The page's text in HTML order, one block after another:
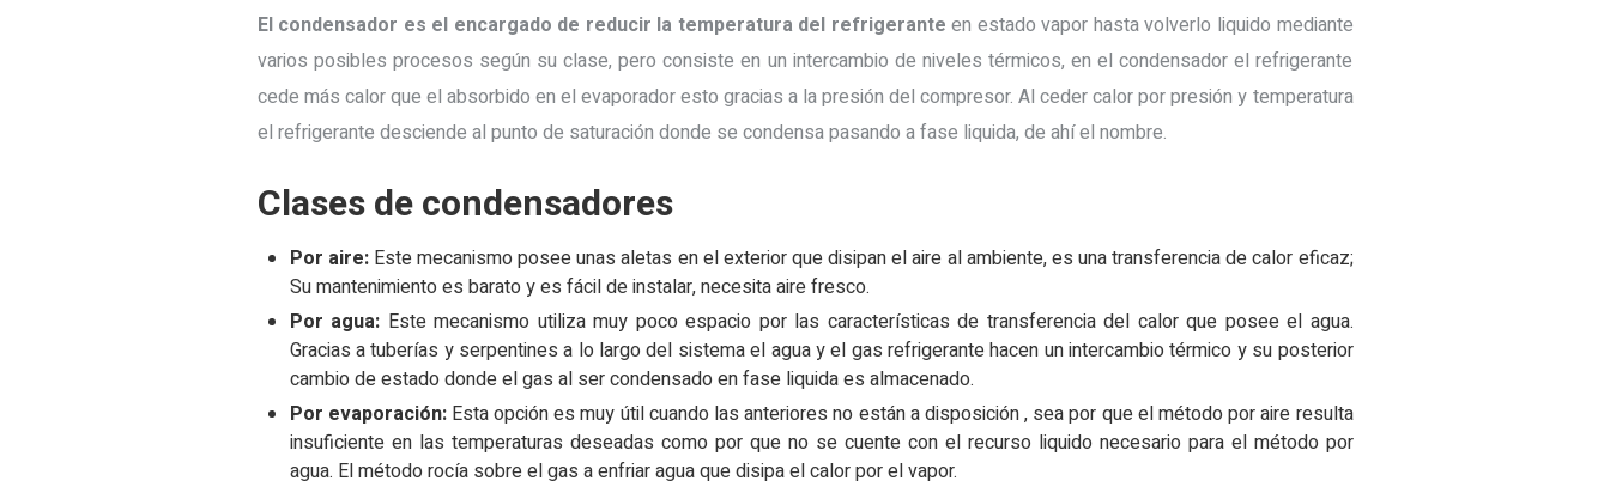
El condensador es el encargado de reducir la temperatura del refrigerante en estado vapor hasta volverlo liquido mediante
varios posibles procesos según su clase, pero consiste en un intercambio de niveles térmicos, en el condensador el refrigerante
cede más calor que el absorbido en el evaporador esto gracias a la presión del compresor. Al ceder calor por presión y temperatura
el refrigerante desciende al punto de saturación donde se condensa pasando a fase liquida, de ahí el nombre.
Clases de condensadores
Por aire: Este mecanismo posee unas aletas en el exterior que disipan el aire al ambiente, es una transferencia de calor eficaz;
Su mantenimiento es barato y es fácil de instalar, necesita aire fresco.
Por agua: Este mecanismo utiliza muy poco espacio por las características de transferencia del calor que posee el agua.
Gracias a tuberías y serpentines a lo largo del sistema el agua y el gas refrigerante hacen un intercambio térmico y su posterior
cambio de estado donde el gas al ser condensado en fase liquida es almacenado.
Por evaporación: Esta opción es muy útil cuando las anteriores no están a disposición , sea por que el método por aire resulta
insuficiente en las temperaturas deseadas como por que no se cuente con el recurso liquido necesario para el método por
agua. El método rocía sobre el gas a enfriar agua que disipa el calor por el vapor.